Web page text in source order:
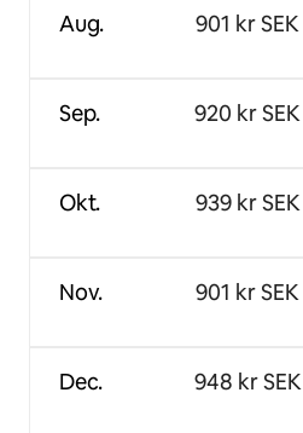
Aug.
Sep.
Okt.
Nov.
Dec.
901 kr SEK
920 kr SEK
939 kr SEK
901 kr SEK
948 kr SEK